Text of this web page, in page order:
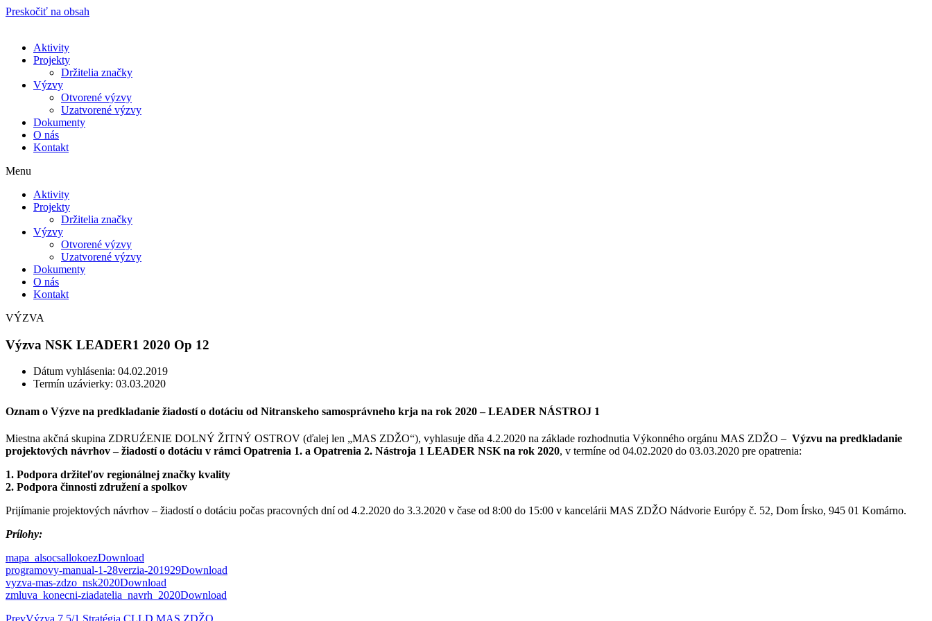
Preskočiť na obsah
Aktivity
Projekty
Držitelia značky
Výzvy
Otvorené výzvy
Uzatvorené výzvy
Dokumenty
O nás
Kontakt
Menu
Aktivity
Projekty
Držitelia značky
Výzvy
Otvorené výzvy
Uzatvorené výzvy
Dokumenty
O nás
Kontakt
VÝZVA
Výzva NSK LEADER1 2020 Op 12
Dátum vyhlásenia: 04.02.2019
Termín uzávierky: 03.03.2020
Oznam o Výzve na predkladanie žiadostí o dotáciu od Nitranskeho samosprávneho krja na rok 2020 – LEADER NÁSTROJ 1
Miestna akčná skupina ZDRUŹENIE DOLNÝ ŽITNÝ OSTROV (ďalej len „MAS ZDŽO“), vyhlasuje dňa 4.2.2020 na základe rozhodnutia Výkonného orgánu MAS ZDŽO – Výzvu na predkladanie
projektových návrhov – žiadostí o dotáciu v rámci Opatrenia 1. a Opatrenia 2. Nástroja 1 LEADER NSK na rok 2020, v termíne od 04.02.2020 do 03.03.2020 pre opatrenia:
1. Podpora držiteľov regionálnej značky kvality
2. Podpora činnosti združení a spolkov
Prijímanie projektových návrhov – žiadostí o dotáciu počas pracovných dní od 4.2.2020 do 3.3.2020 v čase od 8:00 do 15:00 v kancelárii MAS ZDŽO Nádvorie Európy č. 52, Dom Írsko, 945 01 Komárno.
Prílohy:
mapa_alsocsallokoezDownload
programovy-manual-1-28verzia-201929Download
vyzva-mas-zdzo_nsk2020Download
zmluva_konecni-ziadatelia_navrh_2020Download
PrevVýzva 7.5/1 Stratégia CLLD MAS ZDŽO